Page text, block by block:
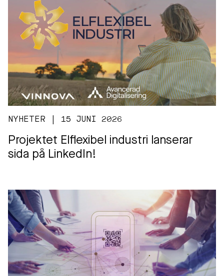
NYHETER | 15 JUNI 2026
Projektet Elflexibel industri lanserar
sida på LinkedIn!